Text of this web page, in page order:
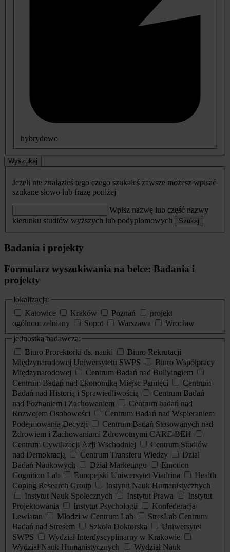
hybrydowo
Wyszukaj
Jeżeli nie znalazłeś tego czego szukałeś zawsze możesz wpisać
szukane słowo lub frazę poniżej
Wpisz nazwę lub część nazwy
kierunku studiów wyższych lub podyplomowych
Szukaj
Badania i projekty
Formularz wyszukiwania na belce: Badania i
projekty
lokalizacja:
Katowice
Kraków Poznań
projekt
ogólnouczelniany
Sopot Warszawa
Wrocław
jednostka badawcza:
Biuro Prorektorki ds. nauki
Biuro Rekrutacji
Międzynarodowej Uniwersytetu SWPS
Biuro Współpracy
Międzynarodowej
Centrum Badań nad Bullyingiem
Centrum Badań nad Ekonomiką Miejsc Pamięci
Centrum
Badań nad Historią i Sprawiedliwością
Centrum Badań
nad Poznaniem i Zachowaniem
Centrum badań nad
Rozwojem Osobowości
Centrum Badań nad Wspieraniem
Podejmowania Decyzji
Centrum Badań Stosowanych nad
Zdrowiem i Zachowaniami Zdrowotnymi CARE-BEH
Centrum Cywilizacji Azji Wschodniej
Centrum Studiów
nad Demokracją
Centrum Transferu Wiedzy
Dział
Badań Naukowych
Dział Marketingu
Emotion
Cognition Lab
Europejski Uniwersytet Viadrina
Health
Coping Research Group
Instytut Nauk Humanistycznych
Instytut Nauk Społecznych
Instytut Prawa
Instytut
Projektowania
Instytut Psychologii
Konfederacja
Lewiatan
Młodzi w Centrum Lab
StresLab Centrum
Badań nad Stresem
Szkoła Doktorska
Uniwersytet
SWPS
Wydział Interdyscyplinarny w Krakowie
Wydział Nauk Humanistycznych
Wydział Nauk